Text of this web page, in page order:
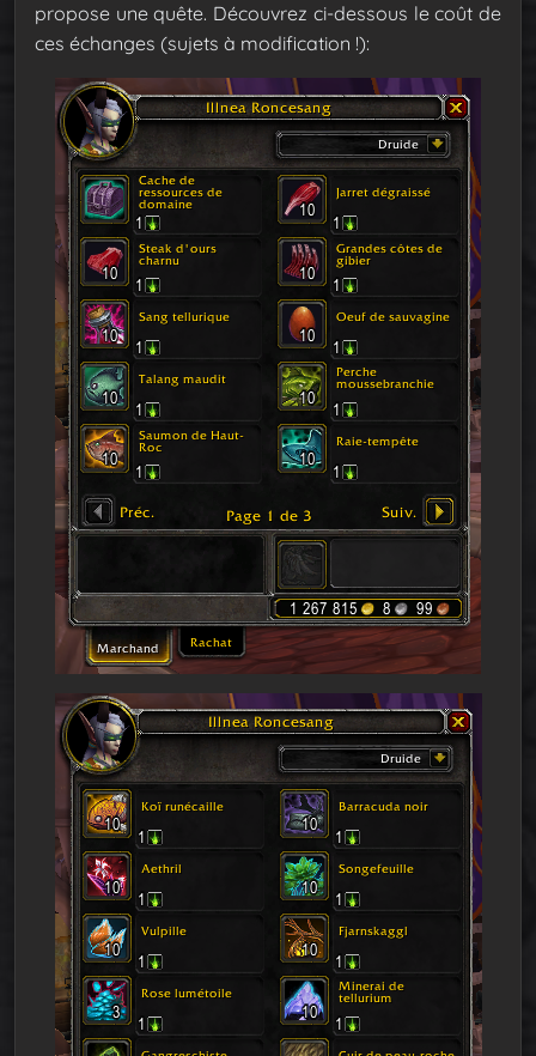
propose une quête. Découvrez ci-dessous le coût de
ces échanges (sujets à modification !):